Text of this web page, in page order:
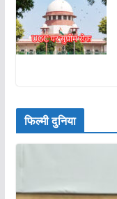
फिल्मी दुनिया